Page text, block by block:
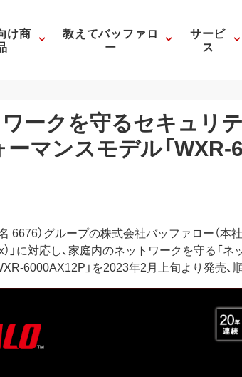
け商 教えてバッファロ
ー
サービ
ス
ークを守るセキュリ
マンスモデル「
6676）グループの株式会社バッファロー（本
）」に対応し、家庭内のネットワークを守る
6000AX12P」を2023年2月上旬より発売、